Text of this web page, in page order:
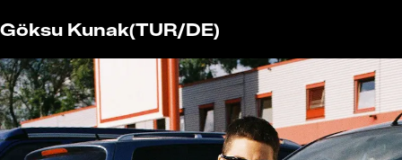
Göksu Kunak(TUR/DE)